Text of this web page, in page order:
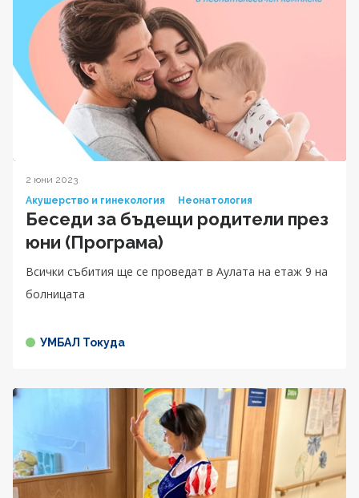
2 юни 2023
Акушерство и гинекология
Неонатология
Беседи за бъдещи родители през
юни (Програма)
Всички събития ще се проведат в Аулата на етаж 9 на
болницата
УМБАЛ Токуда